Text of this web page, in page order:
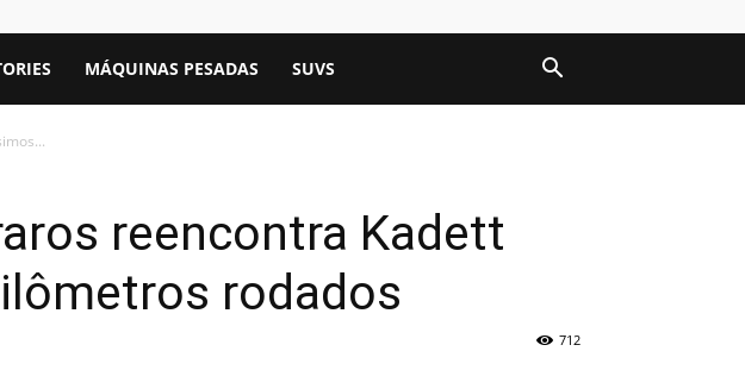
MÁQUINAS PESADAS SUVS
reencontra Kadett
rodados
712